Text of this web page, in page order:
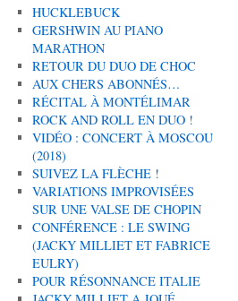
HUCKLEBUCK
GERSHWIN AU PIANO
MARATHON
RETOUR DU DUO DE CHOC
AUX CHERS ABONNÉS…
RÉCITAL À MONTÉLIMAR
ROCK AND ROLL EN DUO !
VIDÉO : CONCERT À MOSCOU
(2018)
SUIVEZ LA FLÈCHE !
VARIATIONS IMPROVISÉES
SUR UNE VALSE DE CHOPIN
CONFÉRENCE : LE SWING
(JACKY MILLIET ET FABRICE
EULRY)
POUR RÉSONNANCE ITALIE